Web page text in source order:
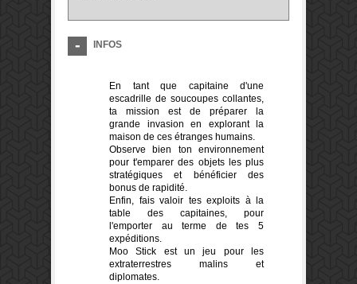
INFOS
En tant que capitaine d'une
escadrille de soucoupes collantes,
ta mission est de préparer la
grande invasion en explorant la
maison de ces étranges humains.
Observe bien ton environnement
pour t'emparer des objets les plus
stratégiques et bénéficier des
bonus de rapidité.
Enfin, fais valoir tes exploits à la
table des capitaines, pour
l'emporter au terme de tes 5
expéditions.
Moo Stick est un jeu pour les
extraterrestres malins et
diplomates.